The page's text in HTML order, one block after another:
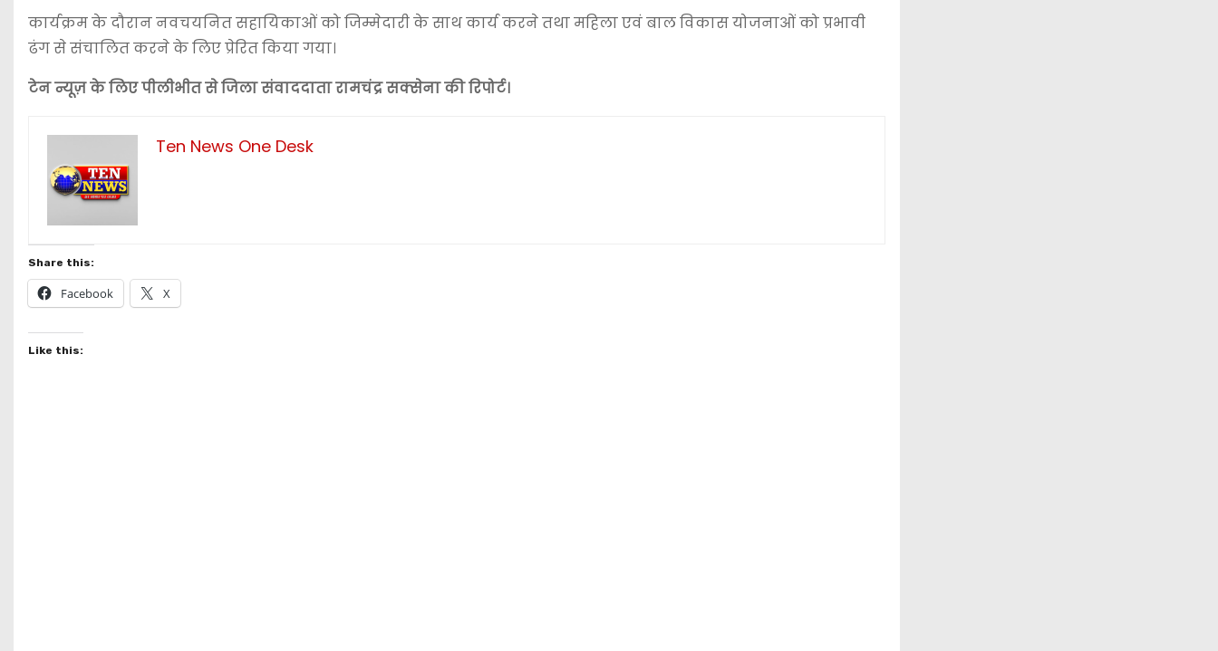
कार्यक्रम के दौरान नवचयनित सहायिकाओं को जिम्मेदारी के साथ कार्य करने तथा महिला एवं बाल विकास योजनाओं को प्रभावी
ढंग से संचालित करने के लिए प्रेरित किया गया।
टेन न्यूज़ के लिए पीलीभीत से जिला संवाददाता रामचंद्र सक्सेना की रिपोर्ट।
Ten News One Desk
Share this:
Facebook X
Like this: